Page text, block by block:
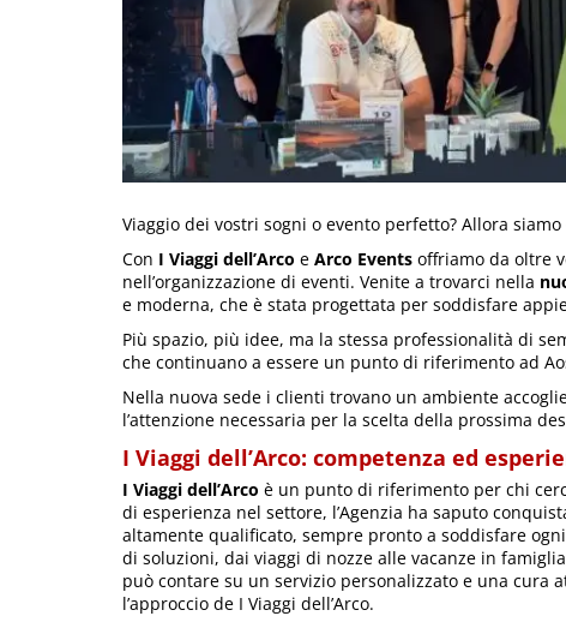
Viaggio dei vostri sogni o evento perfetto? Allora
Con I Viaggi dell’Arco e Arco Events offriamo da oltre
nell’organizzazione di eventi. Venite a trovarci nella
e moderna, che è stata progettata per soddisfare
Più spazio, più idee, ma la stessa professionalità di
che continuano a essere un punto di riferimento ad
Nella nuova sede i clienti trovano un ambiente
l’attenzione necessaria per la scelta della prossima
I Viaggi dell’Arco: competenza ed
I Viaggi dell’Arco è un punto di riferimento per chi
di esperienza nel settore, l’Agenzia ha saputo
altamente qualificato, sempre pronto a soddisfare
di soluzioni, dai viaggi di nozze alle vacanze in
può contare su un servizio personalizzato e una cura
l’approccio de I Viaggi dell’Arco.